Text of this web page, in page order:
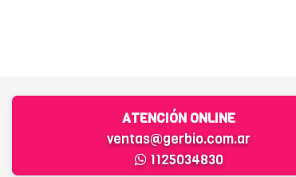
ATENCIÓN ONLINE
ventas@gerbio.com.ar
1125034830